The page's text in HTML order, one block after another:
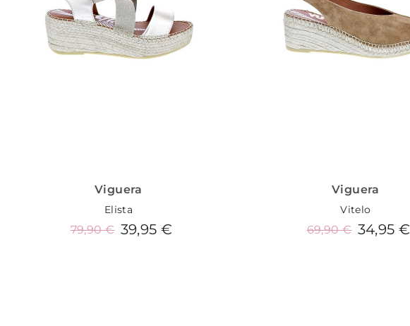
Viguera
Elista
39,95 €
79,90 €
Viguera
Vitelo
34,95 €
69,90 €